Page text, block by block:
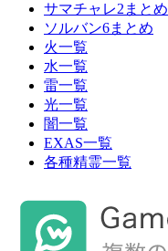
サマチャレ2まとめ
ソルバン6まとめ
火一覧
水一覧
雷一覧
光一覧
闇一覧
EXAS一覧
各種精霊一覧